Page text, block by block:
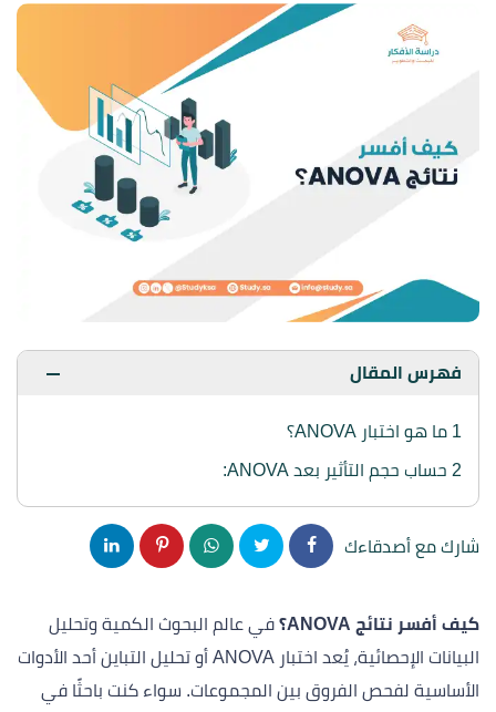
فهرس المقال
1 ما هو اختبار ANOVA؟
2 حساب حجم التأثير بعد ANOVA:
شارك مع أصدقاءك
كيف أفسر نتائج ANOVA؟
في عالم البحوث الكمية وتحليل
البيانات الإحصائية، يُعد اختبار ANOVA أو تحليل التباين أحد الأدوات
الأساسية لفحص الفروق بين المجموعات. سواء كنت باحثًا في